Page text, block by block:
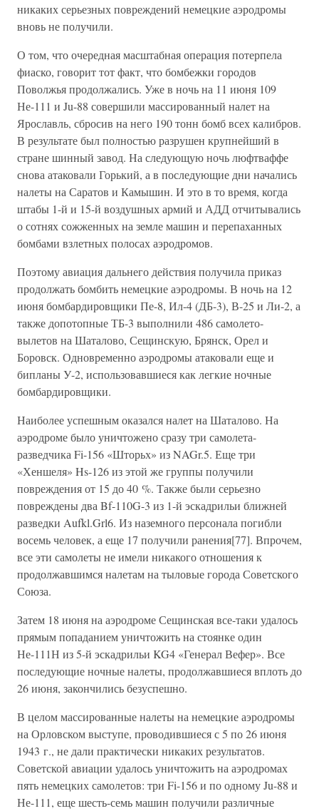
никаких серьезных повреждений немецкие аэродромы
вновь не получили.
О том, что очередная масштабная операция потерпела
фиаско, говорит тот факт, что бомбежки городов
Поволжья продолжались. Уже в ночь на 11 июня 109
Не-111 и Ju-88 совершили массированный налет на
Ярославль, сбросив на него 190 тонн бомб всех калибров.
В результате был полностью разрушен крупнейший в
стране шинный завод. На следующую ночь люфтваффе
снова атаковали Горький, а в последующие дни начались
налеты на Саратов и Камышин. И это в то время, когда
штабы 1-й и 15-й воздушных армий и АДД отчитывались
о сотнях сожженных на земле машин и перепаханных
бомбами взлетных полосах аэродромов.
Поэтому авиация дальнего действия получила приказ
продолжать бомбить немецкие аэродромы. В ночь на 12
июня бомбардировщики Пе-8, Ил-4 (ДБ-3), В-25 и Ли-2, а
также допотопные ТБ-3 выполнили 486 самолето-
вылетов на Шаталово, Сещинскую, Брянск, Орел и
Боровск. Одновременно аэродромы атаковали еще и
бипланы У-2, использовавшиеся как легкие ночные
бомбардировщики.
Наиболее успешным оказался налет на Шаталово. На
аэродроме было уничтожено сразу три самолета-
разведчика Fi-156 «Шторьх» из NAGr.5. Еще три
«Хеншеля» Hs-126 из этой же группы получили
повреждения от 15 до 40 %. Также были серьезно
повреждены два Bf-110G-3 из 1-й эскадрильи ближней
разведки Aufkl.Grl6. Из наземного персонала погибли
восемь человек, а еще 17 получили ранения[77]. Впрочем,
все эти самолеты не имели никакого отношения к
продолжавшимся налетам на тыловые города Советского
Союза.
Затем 18 июня на аэродроме Сещинская все-таки удалось
прямым попаданием уничтожить на стоянке один
Не-111Н из 5-й эскадрильи KG4 «Генерал Вефер». Все
последующие ночные налеты, продолжавшиеся вплоть до
26 июня, закончились безуспешно.
В целом массированные налеты на немецкие аэродромы
на Орловском выступе, проводившиеся с 5 по 26 июня
1943 г., не дали практически никаких результатов.
Советской авиации удалось уничтожить на аэродромах
пять немецких самолетов: три Fi-156 и по одному Ju-88 и
Не-111, еще шесть-семь машин получили различные